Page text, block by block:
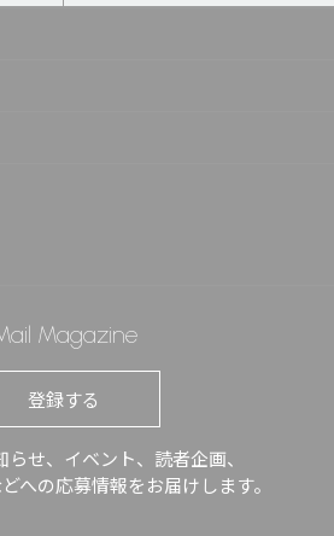
Magazine
登録する
せ、イベント、読者企画、
への応募情報をお届けします。